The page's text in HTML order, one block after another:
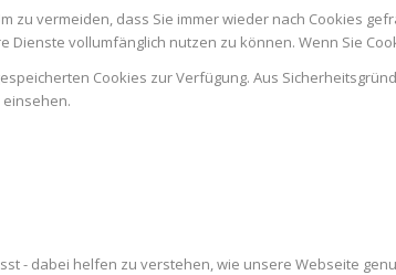
zu vermeiden, dass Sie immer wieder nach Cookies
vollumfänglich nutzen zu können. Wenn Sie
Cookies zur Verfügung. Aus
- dabei helfen zu verstehen, wie unsere Webseite